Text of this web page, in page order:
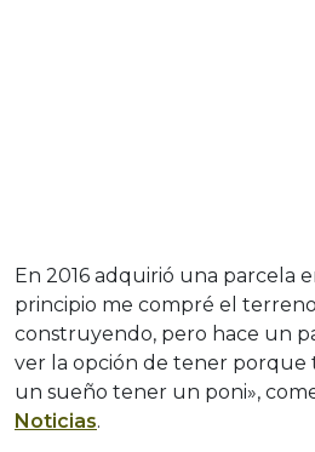
En 2016 adquirió una parcela
principio me compré el
construyendo, pero hace un
ver la opción de tener porque
un sueño tener un poni»,
Noticias.